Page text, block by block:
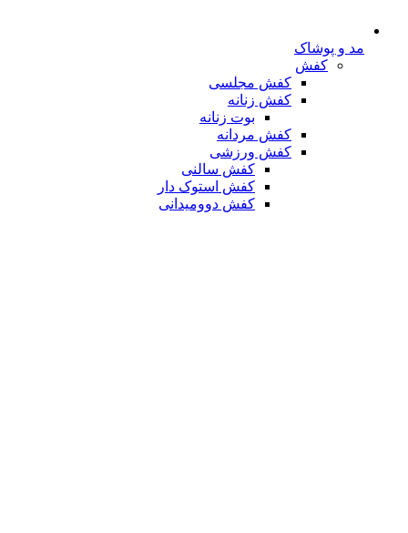
مد و پوشاک
کفش
کفش مجلسی
کفش زنانه
بوت زنانه
کفش مردانه
کفش ورزشی
کفش سالنی
کفش استوک دار
کفش دوومیدانی